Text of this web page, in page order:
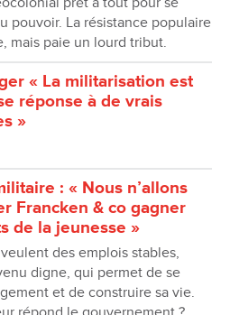
pouvoir. La résistance populaire
mais paie un lourd tribut.
« La militarisation est
réponse à de vrais
»
: « Nous n’allons
Francken & co gagner
de la jeunesse »
des emplois stables,
digne, qui permet de se
et de construire sa vie.